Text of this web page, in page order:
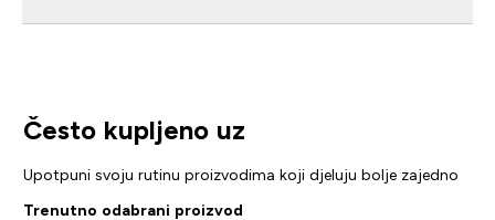
Često kupljeno uz
Upotpuni svoju rutinu proizvodima koji djeluju bolje zajedno
Trenutno odabrani proizvod